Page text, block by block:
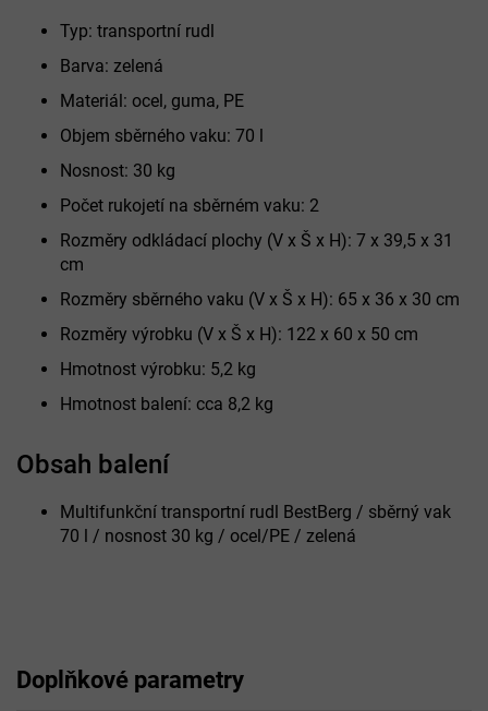
Obsah balení
Multifunkční transportní rudl BestBerg / sběrný vak
70 l / nosnost 30 kg / ocel/PE / zelená
Typ: transportní rudl
Barva: zelená
Materiál: ocel, guma, PE
Objem sběrného vaku: 70 l
Nosnost: 30 kg
Počet rukojetí na sběrném vaku: 2
Rozměry odkládací plochy (V x Š x H): 7 x 39,5 x 31
cm
Rozměry sběrného vaku (V x Š x H): 65 x 36 x 30 cm
Rozměry výrobku (V x Š x H): 122 x 60 x 50 cm
Hmotnost výrobku: 5,2 kg
Hmotnost balení: cca 8,2 kg
Doplňkové parametry